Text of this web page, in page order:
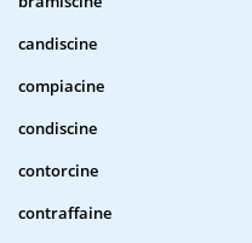
candiscine
compiacine
condiscine
contorcine
contraffaine